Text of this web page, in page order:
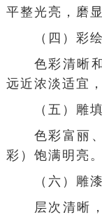
平整光亮，磨
（四）彩
色彩清晰
远近浓淡适宜
（五）雕
色彩富丽
彩）饱满明亮。
（六）雕
层次清晰